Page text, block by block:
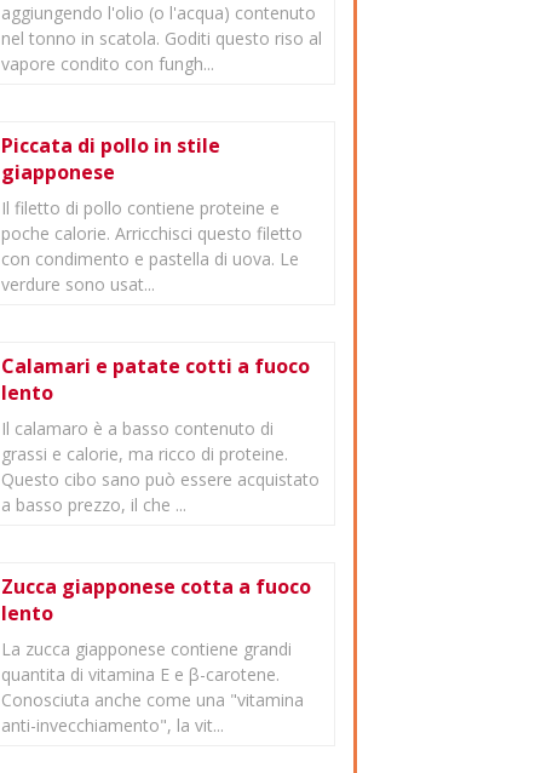
aggiungendo l'olio (o l'acqua) contenuto
nel tonno in scatola. Goditi questo riso al
vapore condito con fungh...
Piccata di pollo in stile
giapponese
Il filetto di pollo contiene proteine e
poche calorie. Arricchisci questo filetto
con condimento e pastella di uova. Le
verdure sono usat...
Calamari e patate cotti a fuoco
lento
Il calamaro è a basso contenuto di
grassi e calorie, ma ricco di proteine.
Questo cibo sano può essere acquistato
a basso prezzo, il che ...
Zucca giapponese cotta a fuoco
lento
La zucca giapponese contiene grandi
quantita di vitamina E e β-carotene.
Conosciuta anche come una "vitamina
anti-invecchiamento", la vit...